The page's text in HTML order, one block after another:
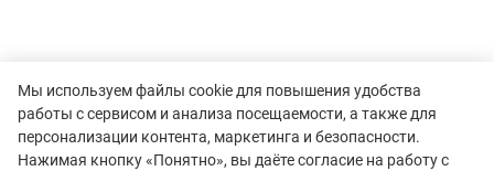
Мы используем файлы cookie для повышения удобства
работы с сервисом и анализа посещаемости, а также для
персонализации контента, маркетинга и безопасности.
Нажимая кнопку «Понятно», вы даёте согласие на работу с